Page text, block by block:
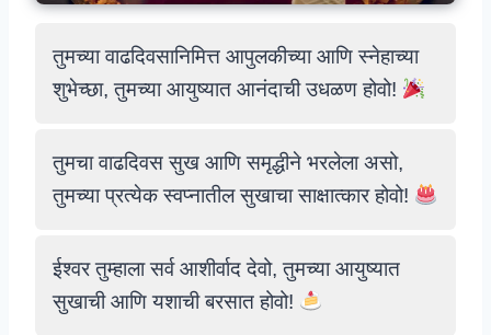
तुमच्या वाढदिवसानिमित्त आपुलकीच्या आणि स्नेहाच्या
शुभेच्छा, तुमच्या आयुष्यात आनंदाची उधळण होवो!
तुमचा वाढदिवस सुख आणि समृद्धीने भरलेला असो,
तुमच्या प्रत्येक स्वप्नातील सुखाचा साक्षात्कार होवो!
ईश्वर तुम्हाला सर्व आशीर्वाद देवो, तुमच्या आयुष्यात
सुखाची आणि यशाची बरसात होवो!